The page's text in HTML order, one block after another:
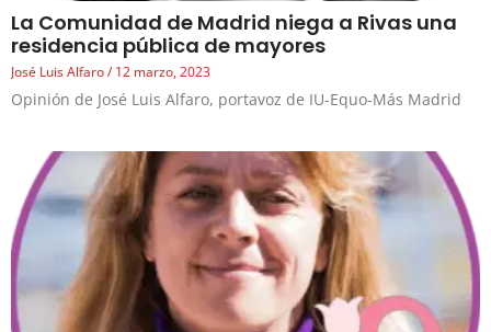
La Comunidad de Madrid niega a Rivas una
residencia pública de mayores
José Luis Alfaro 12 marzo, 2023
Opinión de José Luis Alfaro, portavoz de IU-Equo-Más Madrid